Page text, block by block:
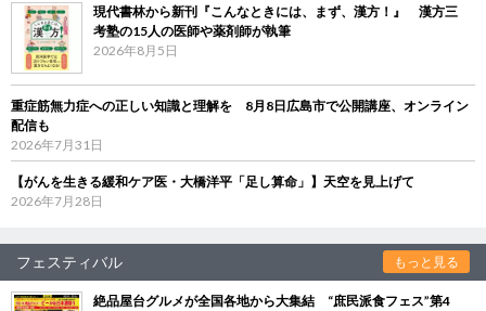
現代書林から新刊『こんなときには、まず、漢方！』 漢方三
考塾の15人の医師や薬剤師が執筆
2026年8月5日
重症筋無力症への正しい知識と理解を 8月8日広島市で公開講座、オンライン
配信も
2026年7月31日
【がんを生きる緩和ケア医・大橋洋平「足し算命」】天空を見上げて
2026年7月28日
フェスティバル もっと見る
絶品屋台グルメが全国各地から大集結 “庶民派食フェス”第4